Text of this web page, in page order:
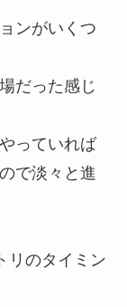
ンがいくつ
だった感じ
っていれば
で淡々と進
リのタイミン